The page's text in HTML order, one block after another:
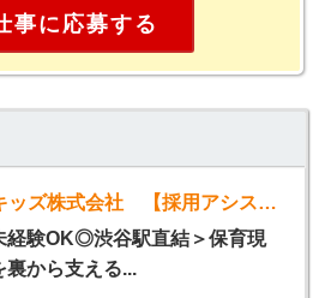
事に応募する
◇本社勤務◇ライクキッズ株式会社 【採用アシスタント】
経験OK◎渋谷駅直結＞保育現
裏から支える...